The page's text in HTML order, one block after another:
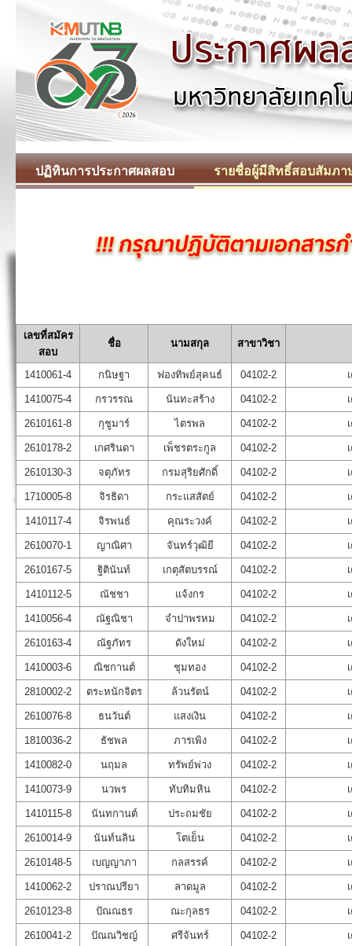
ปฏิทินการประกาศผลสอบ รายชื่อผู้มีสิทธิ์สอบสัมภ
เลขที่สมัคร
สอบ
ชื่อ นามสกุล สาขาวิชา
1410061-4 กนิษฐา ฟองทิพย์สุคนธ์ 04102-2
1410075-4 กรวรรณ นันทะสร้าง 04102-2
2610161-8 กุชูมาร์ ไตรพล 04102-2
2610178-2 เกศรินดา เพ็ชรตระกูล 04102-2
2610130-3 จตุภัทร กรมสุริยศักดิ์ 04102-2
1710005-8 จิรธิดา กระแสสัตย์ 04102-2
1410117-4 จิรพนธ์ คุณระวงค์ 04102-2
2610070-1 ญาณิศา จันทร์วุฒิยี 04102-2
2610167-5 ฐิตินันท์ เกตุสัตบรรณ์ 04102-2
1410112-5 ณัชชา แจ้งกร 04102-2
1410056-4 ณัฐณิชา จำปาพรหม 04102-2
2610163-4 ณัฐภัทร ดังใหม่ 04102-2
1410003-6 ณิชกานต์ ชุมทอง 04102-2
2810002-2 ตระหนักจิตร ล้วนรัตน์ 04102-2
2610076-8 ธนวันต์ แสงเงิน 04102-2
1810036-2 ธัชพล ภารเพิง 04102-2
1410082-0 นฤมล ทรัพย์พ่วง 04102-2
1410073-9 นวพร ทับทิมหิน 04102-2
1410115-8 นันทกานต์ ประถมชัย 04102-2
2610014-9 นันท์นลิน โตเย็น 04102-2
2610148-5 เบญญาภา กลสรรค์ 04102-2
1410062-2 ปราณปรียา ลาดมูล 04102-2
2610123-8 ปัณณธร ณะกุลธร 04102-2
2610041-2 ปัณณวิชญ์ ศรีจันทร์ 04102-2